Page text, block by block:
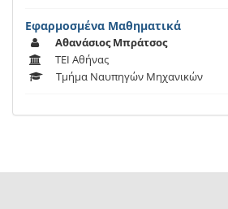
Εφαρμοσμένα Μαθηματικά
Αθανάσιος Μπράτσος
ΤΕΙ Αθήνας
Τμήμα Ναυπηγών Μηχανικών